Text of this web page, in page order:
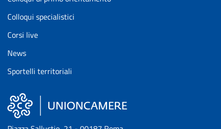
Colloqui specialistici
Corsi live
News
Sportelli territoriali